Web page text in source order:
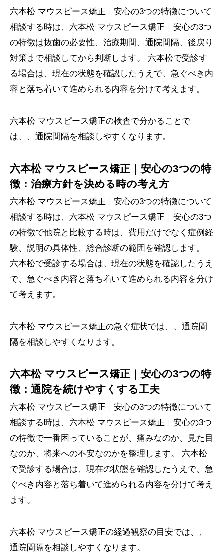
六本松 マウスピース矯正｜安心の3つの特徴について
相談する時は、六本松 マウスピース矯正｜安心の3つ
の特徴は抜歯の必要性、治療期間、通院間隔、後戻り
対策まで相談してから判断します。 六本松で受診す
る場合は、現在の状態を確認したうえで、急ぐべき内
容と落ち着いて進められる内容を分けて考えます。
六本松 マウスピース矯正の検査で分かることで
は、、通院間隔を相談しやすくなります。
六本松 マウスピース矯正｜安心の3つの特
徴：治療方針を決める時の考え方
六本松 マウスピース矯正｜安心の3つの特徴について
相談する時は、六本松 マウスピース矯正｜安心の3つ
の特徴で他院と比較する時は、費用だけでなく症例経
験、説明の具体性、総合診断の範囲を確認します。
六本松で受診する場合は、現在の状態を確認したうえ
で、急ぐべき内容と落ち着いて進められる内容を分け
て考えます。
六本松 マウスピース矯正の急ぐ症状では、、通院間
隔を相談しやすくなります。
六本松 マウスピース矯正｜安心の3つの特
徴：通院を続けやすくする工夫
六本松 マウスピース矯正｜安心の3つの特徴について
相談する時は、六本松 マウスピース矯正｜安心の3つ
の特徴で一番困っていることが、痛みなのか、見た目
なのか、将来への不安なのかを整理します。 六本松
で受診する場合は、現在の状態を確認したうえで、急
ぐべき内容と落ち着いて進められる内容を分けて考え
ます。
六本松 マウスピース矯正の経過観察の目安では、、
通院間隔を相談しやすくなります。